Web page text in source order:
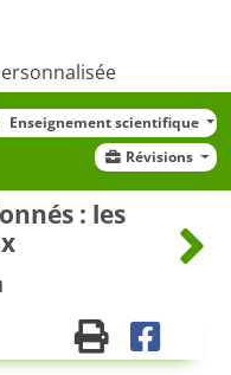
Enseignement scientifique
Révisions
: les